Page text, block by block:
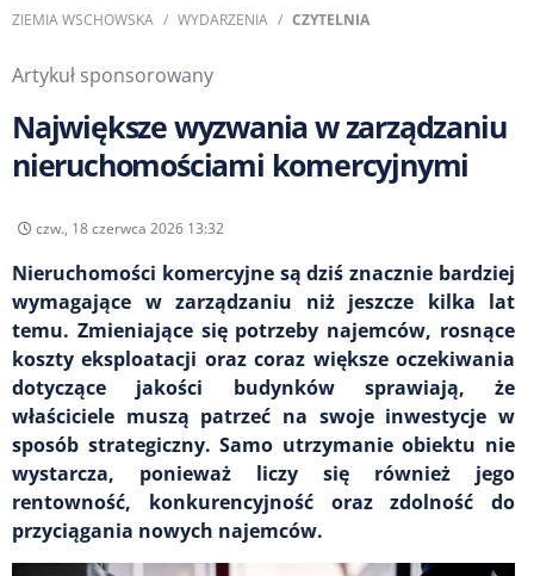
ZIEMIA WSCHOWSKA WYDARZENIA CZYTELNIA
Artykuł sponsorowany
Największe wyzwania w zarządzaniu
nieruchomościami komercyjnymi
czw., 18 czerwca 2026 13:32
Nieruchomości komercyjne są dziś znacznie bardziej
wymagające w zarządzaniu niż jeszcze kilka lat
temu. Zmieniające się potrzeby najemców, rosnące
koszty eksploatacji oraz coraz większe oczekiwania
dotyczące jakości budynków sprawiają, że
właściciele muszą patrzeć na swoje inwestycje w
sposób strategiczny. Samo utrzymanie obiektu nie
wystarcza, ponieważ liczy się również jego
rentowność, konkurencyjność oraz zdolność do
przyciągania nowych najemców.